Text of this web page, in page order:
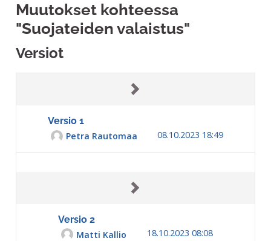
Muutokset kohteessa
"Suojateiden valaistus"
Versiot
Versio 1
Petra Rautomaa
08.10.2023 18:49
Versio 2
Matti Kallio
18.10.2023 08:08